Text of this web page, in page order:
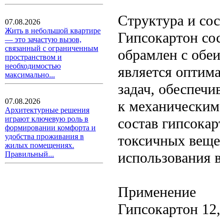
07.08.2026
Жить в небольшой квартире
— это зачастую вызов,
связанный с ограниченным
пространством и
необходимостью
максимально...
07.08.2026
Архитектурные решения
играют ключевую роль в
формировании комфорта и
удобства проживания в
жилых помещениях.
Правильный...
Структура и
Гипсокартон
обрамлен с
является
задач,
к
состав
токсичных
Применение
Гипсокартон